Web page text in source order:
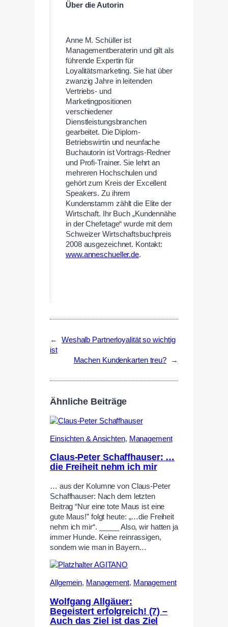
Über die Autorin
Anne M. Schüller ist
Managementberaterin und gilt als
führende Expertin für
Loyalitätsmarketing. Sie hat über
zwanzig Jahre in leitenden
Vertriebs- und
Marketingpositionen
verschiedener
Dienstleistungsbranchen
gearbeitet. Die Diplom-
Betriebswirtin und neunfache
Buchautorin ist Vortrags-Redner
und Profi-Trainer. Sie lehrt an
mehreren Hochschulen und
gehört zum Kreis der Excellent
Speakers. Zu ihrem
Kundenstamm zählt die Elite der
Wirtschaft. Ihr Buch „Kundennähe
in der Chefetage“ wurde mit dem
Schweizer Wirtschaftsbuchpreis
2008 ausgezeichnet. Kontakt:
www.anneschueller.de.
←
Weshalb Partnerloyalität so wichtig
ist
Machen Kundenkarten treu?
→
Ähnliche Beiträge
Einsichten & Ansichten, Management
Claus-Peter Schaffhauser: …
die Freiheit nehm ich mir
… aus der Kolumne von Claus-Peter
Schaffhauser: Nach dem letzten
Beitrag “Nur eine tote Maus ist eine
gute Maus!” folgt heute: „…die Freiheit
nehm ich mir“. _____ Also, wir hatten ja
immer Hunde. Keine reinrassigen,
sondern wie man in Bayern…
Allgemein, Management, Management
Wolfgang Allgäuer:
Begeistert erfolgreich! (7) –
Auch das Ziel ist das Ziel